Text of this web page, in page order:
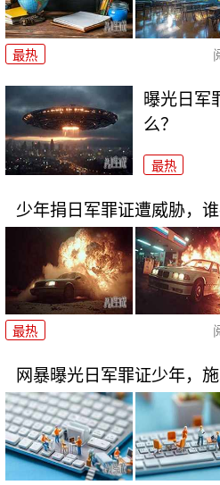
最热
曝光日军
么？
最热
少年捐日军罪证遭威胁，谁
最热
网暴曝光日军罪证少年，